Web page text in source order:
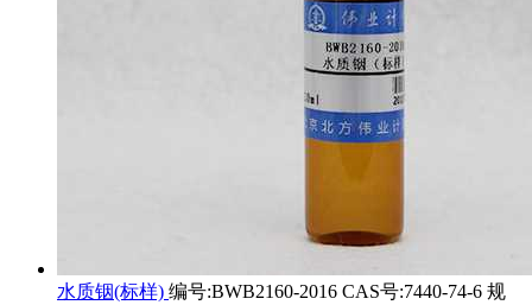
水质铟(标样) 编号:BWB2160-2016 CAS号:7440-74-6 规